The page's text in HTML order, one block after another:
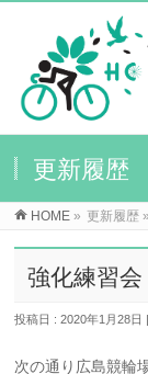
更新履歴
HOME » 更新履歴 »
強化練習会
投稿日 : 2020年1月28日
次の通り広島競輪